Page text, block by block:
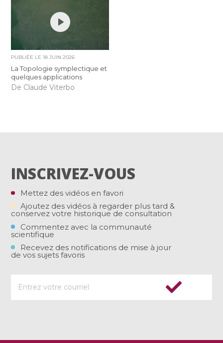
PUBLIÉE LE18 JUIN 2026
La Topologie symplectique et
quelques applications
De Claude Viterbo
INSCRIVEZ-VOUS
Mettez des vidéos en favori
Ajoutez des vidéos à regarder plus tard &
conservez votre historique de consultation
Commentez avec la communauté
scientifique
Recevez des notifications de mise à jour
de vos sujets favoris